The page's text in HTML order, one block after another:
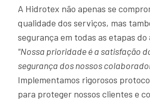
A Hidrotex não apenas se
qualidade dos serviços, mas
segurança em todas as etapas do
"Nossa prioridade é a satisfação
segurança dos nossos
Implementamos rigorosos
para proteger nossos clientes e